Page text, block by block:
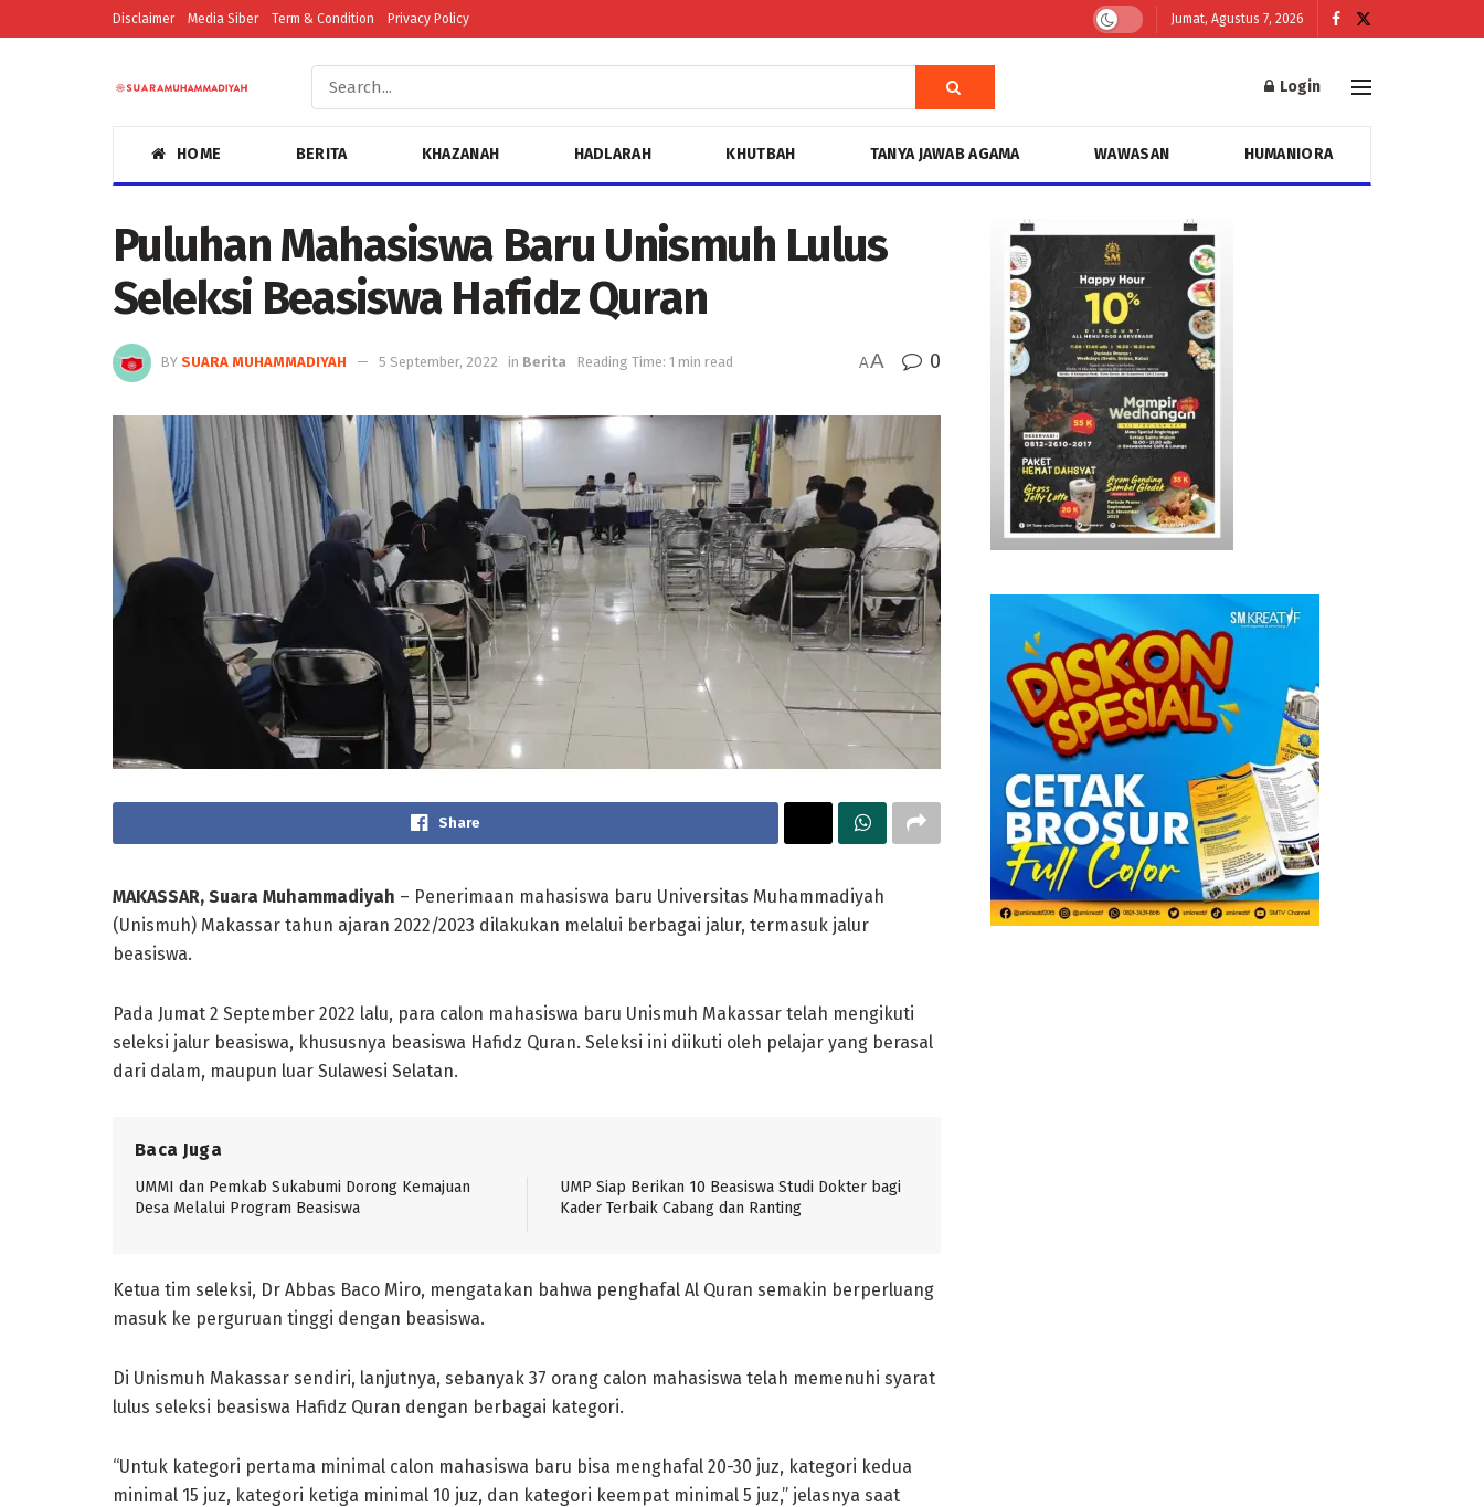
Disclaimer Media Siber Term & Condition Privacy Policy Jumat, Agustus 7, 2026
Login
HOME BERITA KHAZANAH HADLARAH KHUTBAH TANYA JAWAB AGAMA WAWASAN HUMANIORA
Puluhan Mahasiswa Baru Unismuh Lulus
Seleksi Beasiswa Hafidz Quran
BY SUARA MUHAMMADIYAH 5 September, 2022 in Berita Reading Time: 1 min read AA 0
Share
MAKASSAR, Suara Muhammadiyah – Penerimaan mahasiswa baru Universitas Muhammadiyah
(Unismuh) Makassar tahun ajaran 2022/2023 dilakukan melalui berbagai jalur, termasuk jalur
beasiswa.
Pada Jumat 2 September 2022 lalu, para calon mahasiswa baru Unismuh Makassar telah mengikuti
seleksi jalur beasiswa, khususnya beasiswa Hafidz Quran. Seleksi ini diikuti oleh pelajar yang berasal
dari dalam, maupun luar Sulawesi Selatan.
Baca Juga
UMMI dan Pemkab Sukabumi Dorong Kemajuan
Desa Melalui Program Beasiswa
UMP Siap Berikan 10 Beasiswa Studi Dokter bagi
Kader Terbaik Cabang dan Ranting
Ketua tim seleksi, Dr Abbas Baco Miro, mengatakan bahwa penghafal Al Quran semakin berperluang
masuk ke perguruan tinggi dengan beasiswa.
Di Unismuh Makassar sendiri, lanjutnya, sebanyak 37 orang calon mahasiswa telah memenuhi syarat
lulus seleksi beasiswa Hafidz Quran dengan berbagai kategori.
“Untuk kategori pertama minimal calon mahasiswa baru bisa menghafal 20-30 juz, kategori kedua
minimal 15 juz, kategori ketiga minimal 10 juz, dan kategori keempat minimal 5 juz,” jelasnya saat